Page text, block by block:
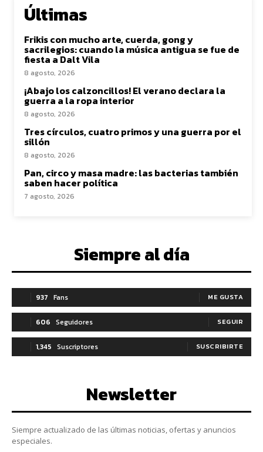
Últimas
Frikis con mucho arte, cuerda, gong y
sacrilegios: cuando la música antigua se fue de
fiesta a Dalt Vila
8 agosto, 2026
¡Abajo los calzoncillos! El verano declara la
guerra a la ropa interior
8 agosto, 2026
Tres círculos, cuatro primos y una guerra por el
sillón
8 agosto, 2026
Pan, circo y masa madre: las bacterias también
saben hacer política
7 agosto, 2026
Siempre al día
937 Fans ME GUSTA
606 Seguidores SEGUIR
1,345 Suscriptores SUSCRIBIRTE
Newsletter
Siempre actualizado de las últimas noticias, ofertas y anuncios
especiales.